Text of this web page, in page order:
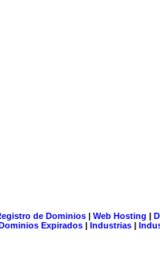
de Dominios| Web Hosting |
Expirados | Industrias |